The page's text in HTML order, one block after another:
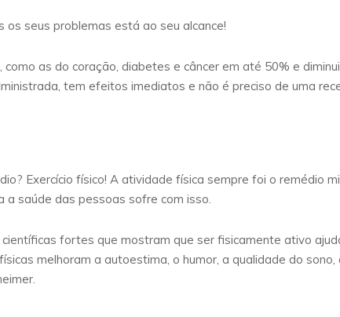
seus problemas está ao seu alcance!
como as do coração, diabetes e câncer em até 50% e
tem efeitos imediatos e não é preciso de uma
Exercício físico! A atividade física sempre foi o remédio
saúde das pessoas sofre com isso.
fortes que mostram que ser fisicamente ativo
melhoram a autoestima, o humor, a qualidade do